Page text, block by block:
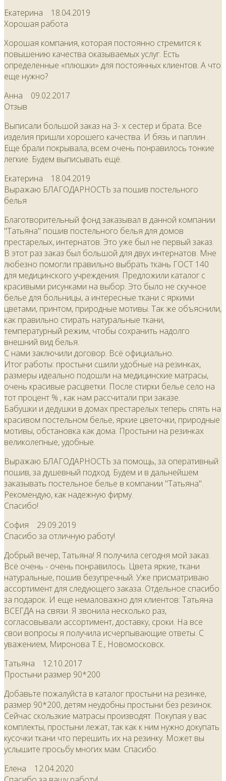
Екатерина 18.04.2019
Хорошая работа
Хорошая компания, которая постоянно стремится к
повышению качества оказываемых услуг. Есть
определенные «плюшки» для постоянных клиентов. А что
еще нужно?
Анна 09.02.2017
Отзыв
Выписали большой заказ на 3- х сестер и брата. Все
изделия пришли хорошего качества. И бязь и паплин .
Еще брали покрывала, всем очень понравилось тонкие
легкие. Будем выписывать ещё.
Екатерина 18.04.2019
Выражаю БЛАГОДАРНОСТЬ за пошив постельного
белья
Благотворительный фонд заказывал в данной компании
"Татьяна" пошив постельного белья для домов
престарелых, интернатов. Это уже был не первый заказ.
В этот раз заказ был большой для двух интернатов. Мне
любезно помогли правильно выбрать ткань ГОСТ 140
для медицинского учреждения. Предложили каталог с
красивыми рисунками на выбор. Это было не скучное
белье для больницы, а интересные ткани с яркими
цветами, принтом, природные мотивы. Так же объяснили,
как правильно стирать натуральные ткани,
температурный режим, чтобы сохранить надолго
внешний вид белья.
С нами заключили договор. Всё официально.
Итог работы: простыни сшили удобные на резинках,
размеры идеально подошли на медицинские матрасы,
очень красивые расцветки. После стирки белье село на
тот процент % , как нам рассчитали при заказе.
Бабушки и дедушки в домах престарелых теперь спять на
красивом постельном белье, яркие цветочки, природные
мотивы, обстановка как дома. Простыни на резинках
великолепные, удобные.
Выражаю БЛАГОДАРНОСТЬ за помощь, за оперативный
пошив, за душевный подход. Будем и в дальнейшем
заказывать постельное белье в компании "Татьяна".
Рекомендую, как надежную фирму.
Спасибо!
София 29.09.2019
Спасибо за отличную работу!
Добрый вечер, Татьяна! Я получила сегодня мой заказ.
Всё очень - очень понравилось. Цвета яркие, ткани
натуральные, пошив безупречный. Уже присматриваю
ассортимент для следующего заказа. Отдельное спасибо
за подарок. И еще немаловажно для клиентов: Татьяна
ВСЕГДА на связи. Я звонила несколько раз,
согласовывали ассортимент, доставку, сроки. На все
свои вопросы я получила исчерпывающие ответы. С
уважением, Миронова Т.Е., Новомосковск.
Татьяна 12.10.2017
Простыни размер 90*200
Добавьте пожалуйста в каталог простыни на резинке,
размер 90*200, детям неудобны простыни без резинок.
Сейчас скользкие матрасы производят. Покупая у вас
комплекты, простыни лежат, так как к ним нужно докупать
кусочки ткани что перешить их на резинку. Может вы
услышите просьбу многих мам. Спасибо.
Елена 12.04.2020